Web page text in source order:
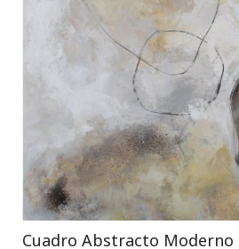
Cuadro Abstracto Moderno